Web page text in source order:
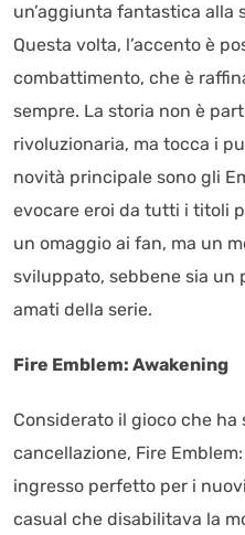
un’aggiunta fantastica alla
Questa volta, l’accento è
combattimento, che è
sempre. La storia non è
rivoluzionaria, ma tocca i
novità principale sono gli
evocare eroi da tutti i titoli
un omaggio ai fan, ma un
sviluppato, sebbene sia un
amati della serie.
Fire Emblem: Awakening
Considerato il gioco che ha
cancellazione, Fire
ingresso perfetto per i
casual che disabilitava la